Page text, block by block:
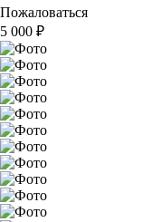
Пожаловаться
5 000 ₽